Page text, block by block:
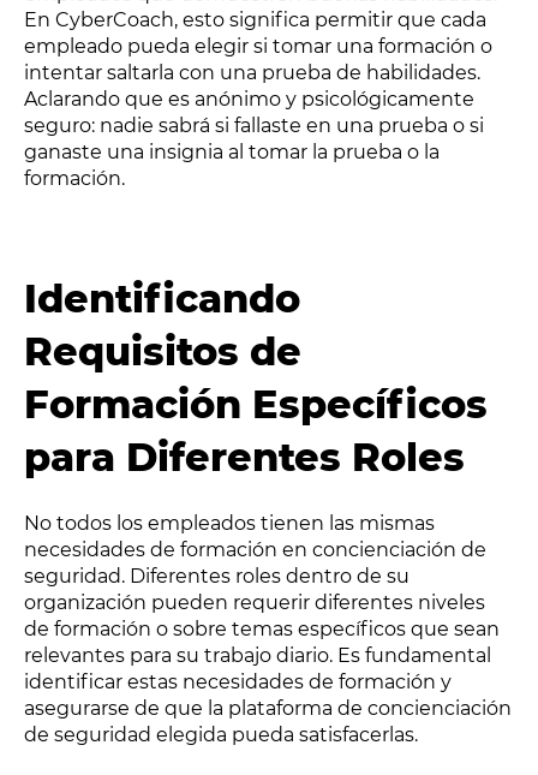
En CyberCoach, esto significa permitir que cada
empleado pueda elegir si tomar una formación o
intentar saltarla con una prueba de habilidades.
Aclarando que es anónimo y psicológicamente
seguro: nadie sabrá si fallaste en una prueba o si
ganaste una insignia al tomar la prueba o la
formación.
Identificando
Requisitos de
Formación Específicos
para Diferentes Roles
No todos los empleados tienen las mismas
necesidades de formación en concienciación de
seguridad. Diferentes roles dentro de su
organización pueden requerir diferentes niveles
de formación o sobre temas específicos que sean
relevantes para su trabajo diario. Es fundamental
identificar estas necesidades de formación y
asegurarse de que la plataforma de concienciación
de seguridad elegida pueda satisfacerlas.